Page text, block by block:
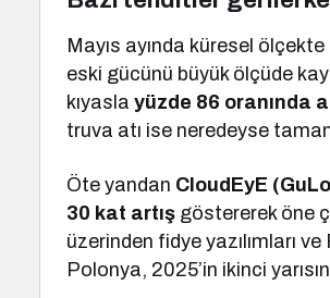
Mayıs ayında küresel
eski gücünü büyük ölçüde
kıyaslayüzde 86 oranında
truva atı ise neredeyse
Öte yandan CloudEyE
30 kat artış göstererek öne
üzerinden fidye yazılımları
Polonya, 2025’in ikinci